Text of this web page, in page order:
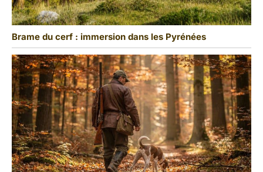
Brame du cerf : immersion dans les Pyrénées